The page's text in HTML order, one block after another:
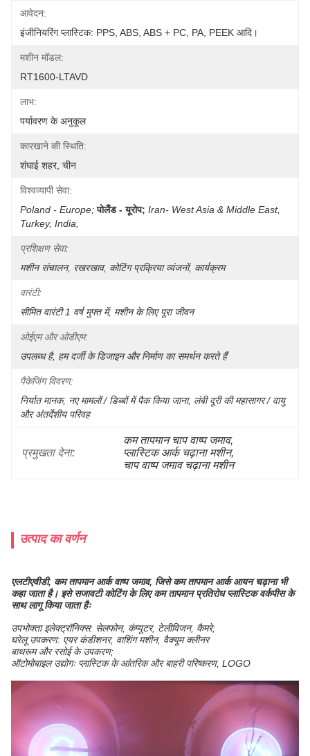
आवेदन:
इंजीनियरिंग प्लास्टिक: PPS, ABS, ABS + PC, PA, PEEK आदि।
मशीन मॉडल:
RT1600-LTAVD
लाभ:
पर्यावरण के अनुकूल
कारखाने की स्थिति:
शंघाई शहर, चीन
विश्वव्यापी सेवा:
Poland - Europe; पोलैंड - यूरोप; Iran- West Asia & Middle East,
Turkey, India,
प्रशिक्षण सेवा:
मशीन संचालन, रखरखाव, कोटिंग प्रक्रिया व्यंजनों, कार्यक्रम
वारंटी:
सीमित वारंटी 1 वर्ष मुफ्त में, मशीन के लिए पूरा जीवन
ओईएम और ओडीएम:
उपलब्ध है, हम दर्जी के डिजाइन और निर्माण का समर्थन करते हैं
पैकेजिंग विवरण:
निर्यात मानक, नए मामलों / डिब्बों में पैक किया जाना, लंबी दूरी की महासागर / वायु
और अंतर्देशीय परिवह
प्रमुखता देना:
कम तापमान चाप वाष्प जमाव,
प्लास्टिक आर्क चढ़ाना मशीन,
चाप वाष्प जमाव चढ़ाना मशीन
उत्पाद का वर्णन
एलटीएवीडी, कम तापमान आर्क वाष्प जमाव, जिसे कम तापमान आर्क आयन चढ़ाना भी
कहा जाता है। इसे सजावटी कोटिंग के लिए कम तापमान प्रतिरोध प्लास्टिक वर्कपीस के
साथ लागू किया जाता हैः
उपभोक्ता इलेक्ट्रॉनिक्स: सेलफोन, कंप्यूटर, टेलीविजन, कैमरे;
घरेलू उपकरण: एयर कंडीशनर, वाशिंग मशीन, वैक्यूम क्लीनर
बाथरूम और रसोई के उपकरण;
ऑटोमोबाइल उद्योगः प्लास्टिक के आंतरिक और बाहरी परिष्करण, LOGO